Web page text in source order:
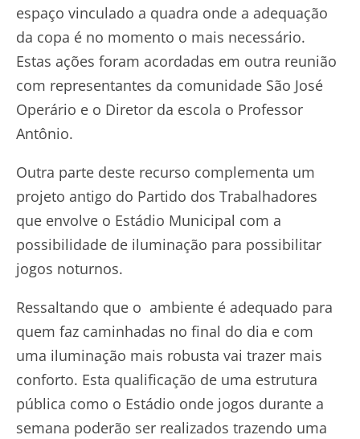
espaço vinculado a quadra onde a adequação
da copa é no momento o mais necessário.
Estas ações foram acordadas em outra reunião
com representantes da comunidade São José
Operário e o Diretor da escola o Professor
Antônio.
Outra parte deste recurso complementa um
projeto antigo do Partido dos Trabalhadores
que envolve o Estádio Municipal com a
possibilidade de iluminação para possibilitar
jogos noturnos.
Ressaltando que o ambiente é adequado para
quem faz caminhadas no final do dia e com
uma iluminação mais robusta vai trazer mais
conforto. Esta qualificação de uma estrutura
pública como o Estádio onde jogos durante a
semana poderão ser realizados trazendo uma